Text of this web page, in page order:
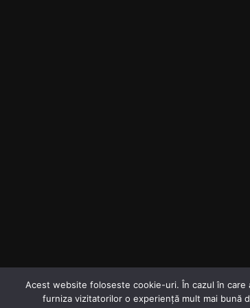
Acest website foloseste cookie-uri. În cazul în
furniza vizitatorilor o experiență mult mai bună